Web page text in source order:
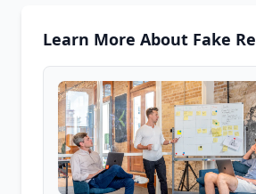
Learn More About Fake